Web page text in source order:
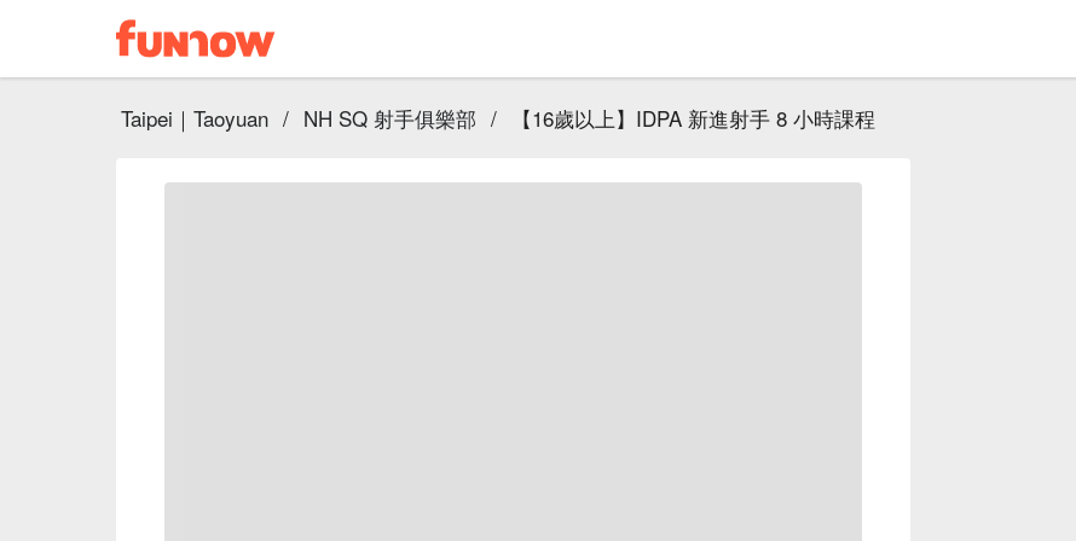
Taipei｜Taoyuan / NH SQ 射手俱樂部 / 【16歲以上】IDPA 新進射手 8 小時課程